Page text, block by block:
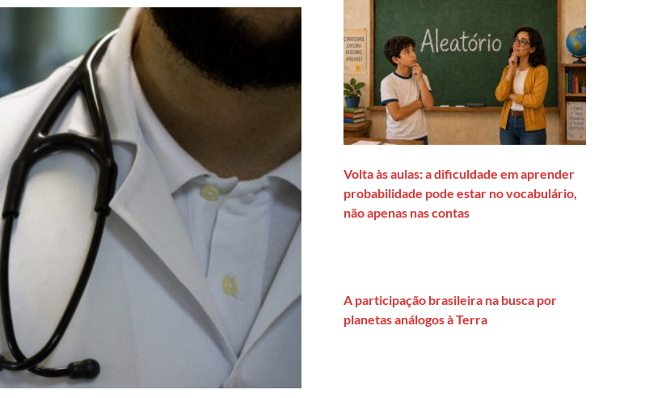
Volta às aulas: a dificuldade em aprender
probabilidade pode estar no vocabulário,
não apenas nas contas
A participação brasileira na busca por
planetas análogos à Terra